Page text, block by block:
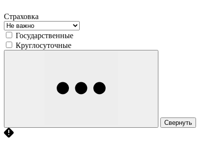
Страховка
Государственные
Круглосуточные
Свернуть